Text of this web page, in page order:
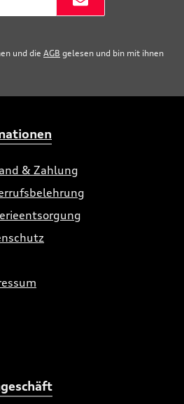
und die AGB gelesen und bin mit ihnen
& Zahlung